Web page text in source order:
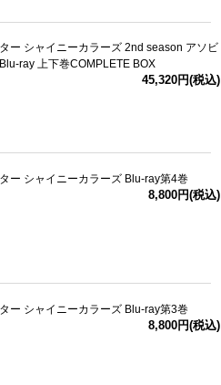
ー シャイニーカラーズ 2nd season アソビ
ray 上下巻COMPLETE BOX
45,320円(税込)
ー シャイニーカラーズ Blu-ray第4巻
8,800円(税込)
ー シャイニーカラーズ Blu-ray第3巻
8,800円(税込)